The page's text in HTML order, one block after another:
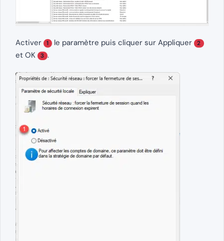
Activer 1 le paramètre puis cliquer sur Appliquer 2
et OK 3 .